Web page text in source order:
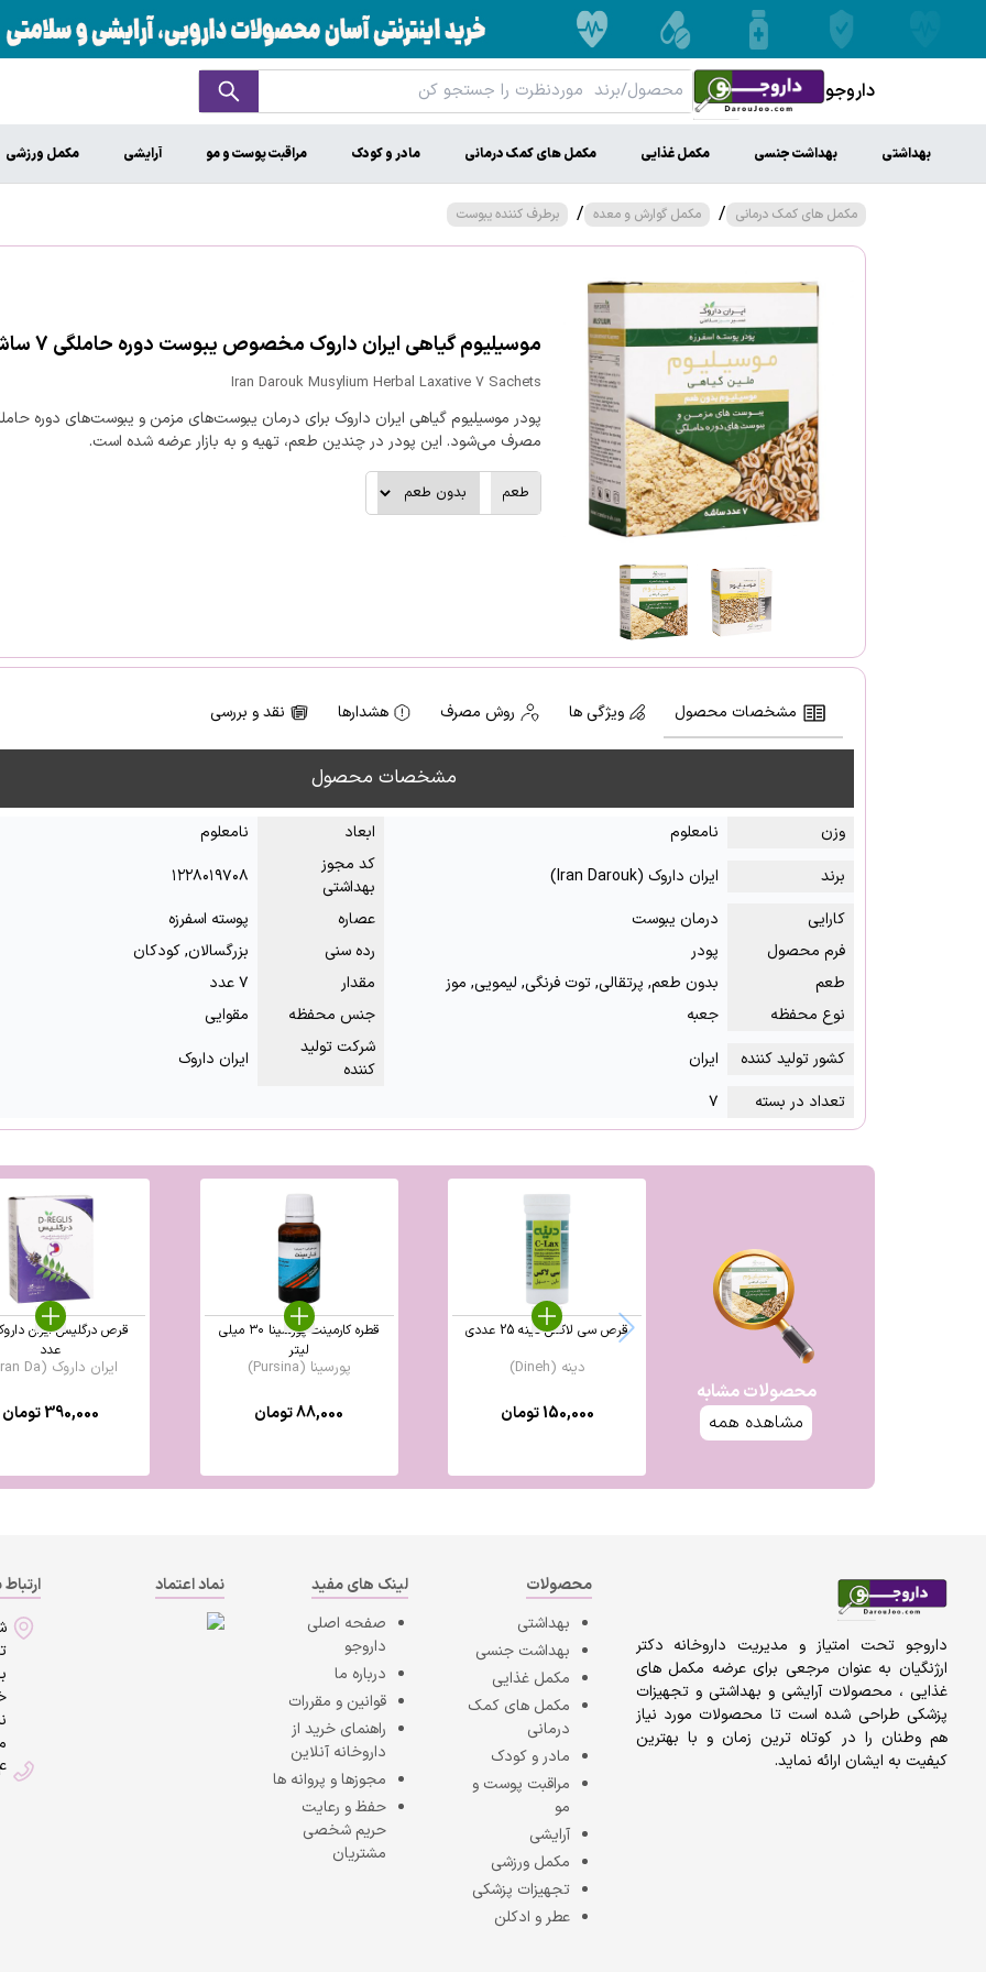
داروجو
بهداشتی بهداشت جنسی مکمل غذایی مکمل های کمک درمانی مادر و کودک مراقبت پوست و مو آرایشی مکمل ورزشی
مکمل های کمک درمانی / مکمل گوارش و معده / برطرف کننده یبوست
موسیلیوم گیاهی ایران داروک مخصوص یبوست دوره حاملگی 7 ساشه
Iran Darouk Musylium Herbal Laxative 7 Sachets
پودر موسیلیوم گیاهی ایران داروک برای درمان یبوست‌های مزمن و یبوست‌های دوره
مصرف می‌شود. این پودر در چندین طعم، تهیه و به بازار عرضه شده است.
طعم
مشخصات محصول ویژگی ها روش مصرف هشدارها نقد و بررسی
مشخصات محصول
وزن نامعلوم ابعاد
نامعلوم
برند
ایران داروک (Iran Darouk)
کد مجوز
بهداشتی
۱۲۲۸۰۱۹۷۰۸
کارایی
درمان یبوست عصاره
پوسته اسفرزه
فرم محصول
پودر رده سنی
بزرگسالان, کودکان
طعم
بدون طعم, پرتقالی, توت فرنگی, لیمویی, موز مقدار
۷ عدد
نوع محفظه
جعبه جنس محفظه
مقوایی
کشور تولید کننده
ایران
شرکت تولید
کننده
ایران داروک
تعداد در بسته
۷
محصولات مشابه
مشاهده همه
قرص سی لاکس دینه 25 عددی
دینه (Dineh)
150,000تومان
قطره کارمینت پورسینا ۳۰ میلی
لیتر
پورسینا (Pursina)
88,000تومان
عدد
ایران داروک (Iran Da ...
390,000تومان
داروجو تحت امتیاز و مدیریت داروخانه دکتر
ارژنگیان به عنوان مرجعی برای عرضه مکمل های
غذایی ، محصولات آرایشی و بهداشتی و تجهیزات
پزشکی طراحی شده است تا محصولات مورد نیاز
هم وطنان را در کوتاه ترین زمان و با بهترین
کیفیت به ایشان ارائه نماید.
محصولات
بهداشتی
بهداشت جنسی
مکمل غذایی
مکمل های کمک
درمانی
مادر و کودک
مراقبت پوست و
مو
آرایشی
مکمل ورزشی
تجهیزات پزشکی
عطر و ادکلن
لینک های مفید
صفحه اصلی
داروجو
درباره ما
قوانین و مقررات
راهنمای خرید از
داروخانه آنلاین
مجوزها و پروانه ها
حفظ و رعایت
حریم شخصی
مشتریان
نماد اعتماد
ارتباط